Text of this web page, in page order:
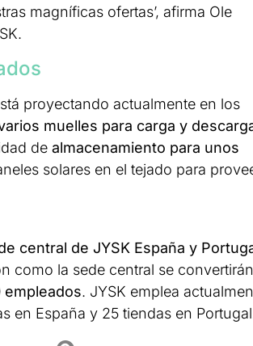
magníficas ofertas’, afirma Ole
proyectando actualmente en los
muelles para carga y
de almacenamiento para unos
solares en el tejado para
central de JYSK España y
como la sede central se
empleados. JYSK emplea
en España y 25 tiendas en